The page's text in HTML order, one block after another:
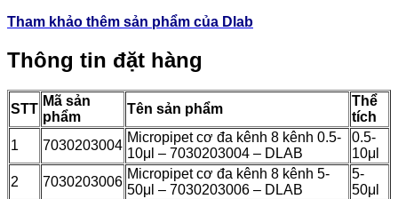
Tham khảo thêm sản phẩm của Dlab
Thông tin đặt hàng
STT
Mã sản
phẩm
Tên sản phẩm
Thể
tích
1
7030203004
Micropipet cơ đa kênh 8 kênh 0.5-
10μl – 7030203004 – DLAB
0.5-
10μl
2
7030203006
Micropipet cơ đa kênh 8 kênh 5-
50μl – 7030203006 – DLAB
5-
50μl